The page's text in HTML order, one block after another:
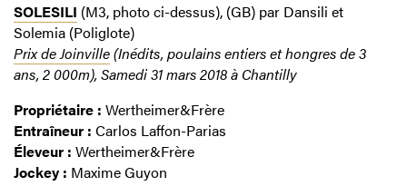
SOLESILI (M3, photo ci-dessus), (GB) par Dansili et
Solemia (Poliglote)
Prix de Joinville(Inédits, poulains entiers et hongres de 3
ans, 2 000m), Samedi 31 mars 2018 à Chantilly
Propriétaire : Wertheimer&Frère
Entraîneur : Carlos Laffon-Parias
Éleveur : Wertheimer&Frère
Jockey : Maxime Guyon